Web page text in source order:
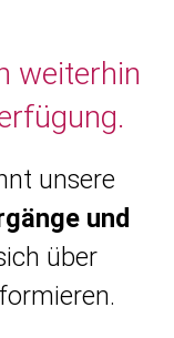
weiterhin
unsere
und
über